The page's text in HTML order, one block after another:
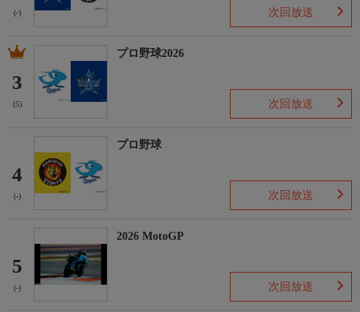
(-) 次回放送
3
(5)
プロ野球2026
次回放送
4
(-)
プロ野球
次回放送
5
(-)
2026 MotoGP
次回放送